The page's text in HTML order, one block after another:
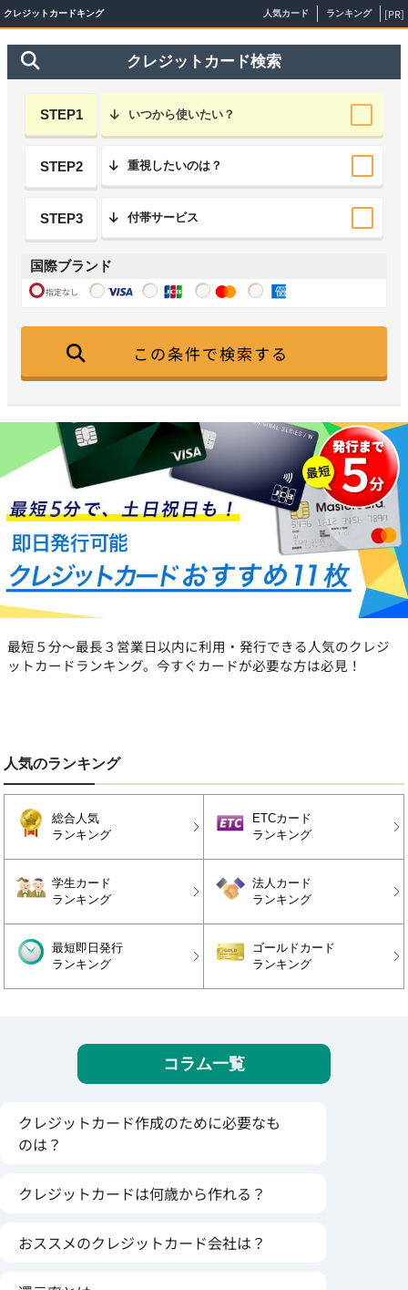
クレジットカードキング 人気カード ランキング [PR]
クレジットカード検索
STEP1 いつから使いたい？
STEP2 重視したいのは？
STEP3 付帯サービス
国際ブランド
指定なし
この条件で検索する
最短５分〜最長３営業日以内に利用・発行できる人気のクレジ
ットカードランキング。今すぐカードが必要な方は必見！
人気のランキング
総合人気
ランキング
ETCカード
ランキング
学生カード
ランキング
法人カード
ランキング
最短即日発行
ランキング
ゴールドカード
ランキング
コラム一覧
クレジットカード作成のために必要なも
のは？
クレジットカードは何歳から作れる？
おススメのクレジットカード会社は？